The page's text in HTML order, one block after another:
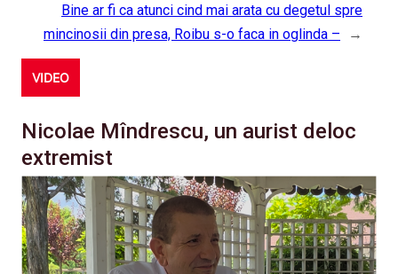
Bine ar fi ca atunci cind mai arata cu degetul spre
mincinosii din presa, Roibu s-o faca in oglinda –
→
VIDEO
Nicolae Mîndrescu, un aurist deloc
extremist